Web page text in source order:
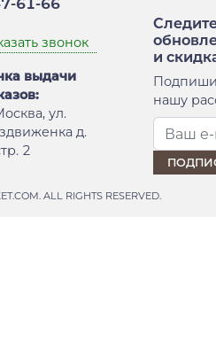
61-66
звонок
выдачи
ул.
д.
2
и
нашу
ALL RIGHTS RESERVED.